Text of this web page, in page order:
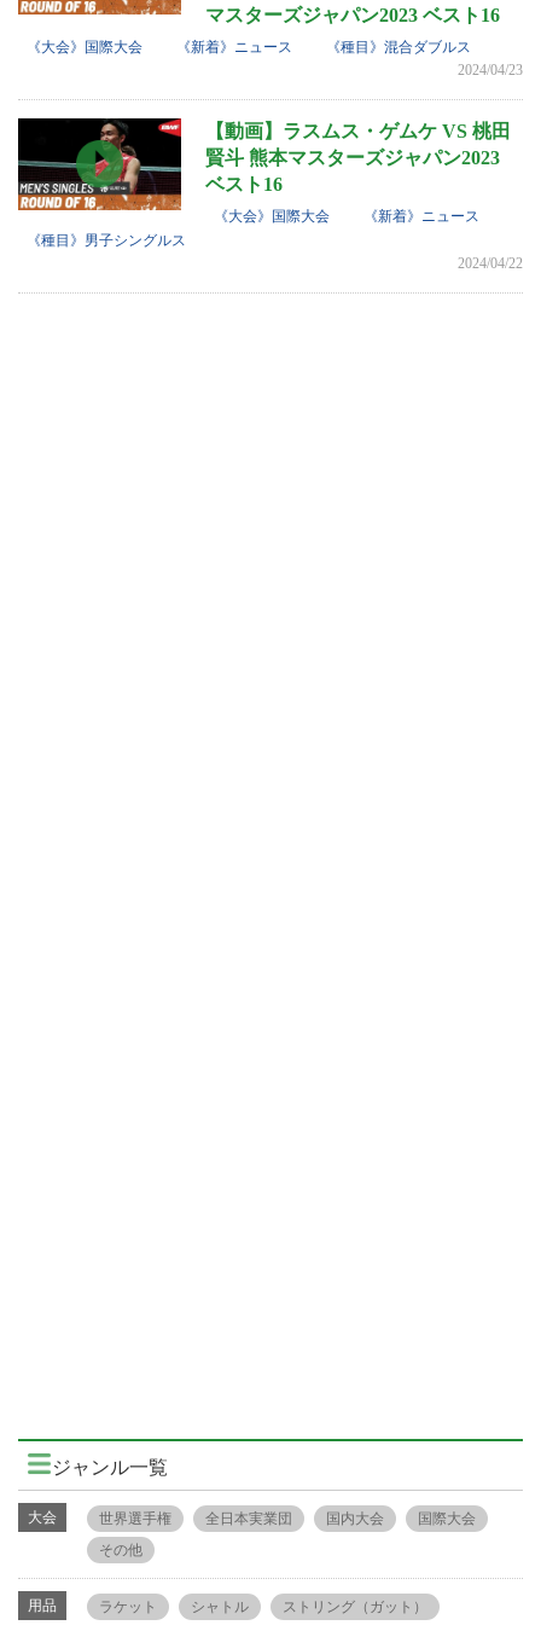
マスターズジャパン2023 ベスト16
《大会》国際大会 《新着》ニュース
《種目》混合ダブルス
2024/04/23
【動画】ラスムス・ゲムケ VS 桃田
賢斗 熊本マスターズジャパン2023
ベスト16
《大会》国際大会
《新着》ニュース
《種目》男子シングルス
2024/04/22
ジャンル一覧
大会 世界選手権 全日本実業団 国内大会
国際大会
その他
用品 ラケット シャトル ストリング（ガット）